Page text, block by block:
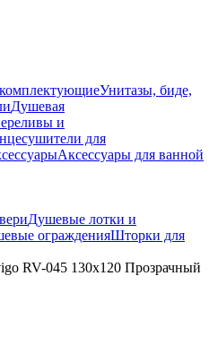
Унитазы, биде,
Душевая
и
для
Аксессуары для ванной
Душевые лотки и
огражденияШторки для
RV-045 130x120 Прозрачный